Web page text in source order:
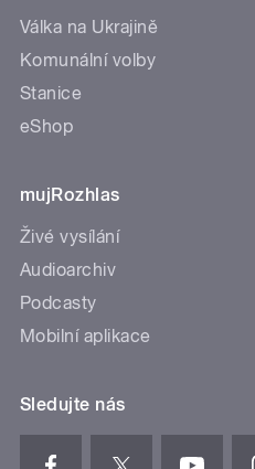
Válka na Ukrajině
Komunální volby
Stanice
eShop
mujRozhlas
Živé vysílání
Audioarchiv
Podcasty
Mobilní aplikace
Sledujte nás